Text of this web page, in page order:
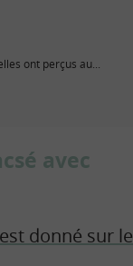
ont perçus au...
avec
donné sur le